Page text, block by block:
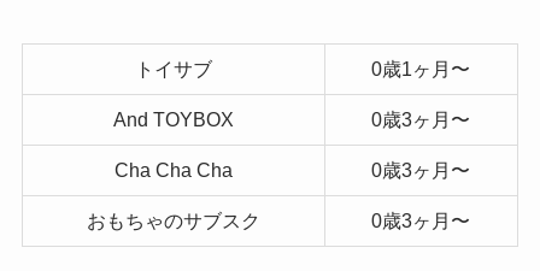
トイサブ 0歳1ヶ月〜
And TOYBOX 0歳3ヶ月〜
Cha Cha Cha 0歳3ヶ月〜
おもちゃのサブスク 0歳3ヶ月〜